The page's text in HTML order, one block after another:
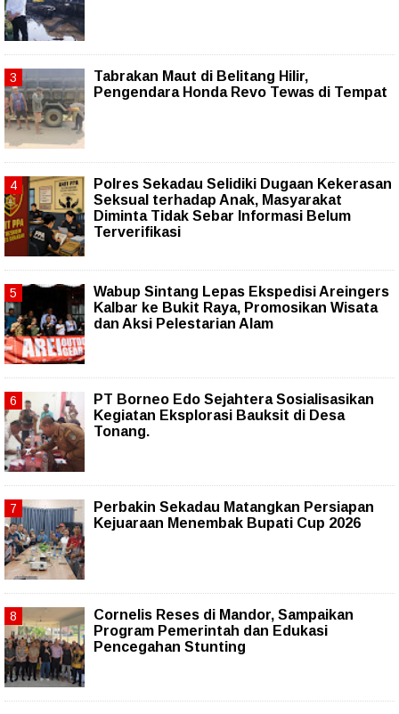
Tabrakan Maut di Belitang Hilir,
Pengendara Honda Revo Tewas di Tempat
Polres Sekadau Selidiki Dugaan Kekerasan
Seksual terhadap Anak, Masyarakat
Diminta Tidak Sebar Informasi Belum
Terverifikasi
Wabup Sintang Lepas Ekspedisi Areingers
Kalbar ke Bukit Raya, Promosikan Wisata
dan Aksi Pelestarian Alam
PT Borneo Edo Sejahtera Sosialisasikan
Kegiatan Eksplorasi Bauksit di Desa
Tonang.
Perbakin Sekadau Matangkan Persiapan
Kejuaraan Menembak Bupati Cup 2026
Cornelis Reses di Mandor, Sampaikan
Program Pemerintah dan Edukasi
Pencegahan Stunting